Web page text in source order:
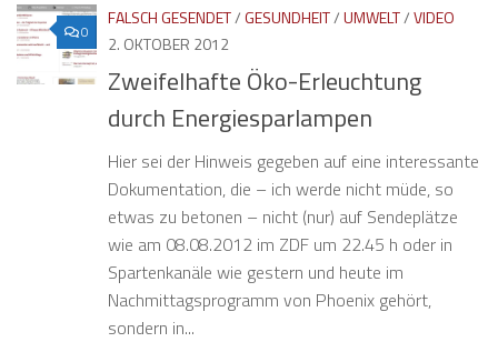
0
FALSCH GESENDET/GESUNDHEIT/UMWELT/VIDEO
2. OKTOBER 2012
Zweifelhafte Öko-Erleuchtung
durch Energiesparlampen
Hier sei der Hinweis gegeben auf eine interessante
Dokumentation, die – ich werde nicht müde, so
etwas zu betonen – nicht (nur) auf Sendeplätze
wie am 08.08.2012 im ZDF um 22.45 h oder in
Spartenkanäle wie gestern und heute im
Nachmittagsprogramm von Phoenix gehört,
sondern in...